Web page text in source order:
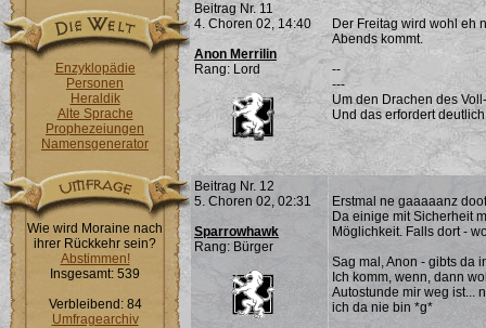
Enzyklopädie
Personen
Heraldik
Alte Sprache
Prophezeiungen
Namensgenerator
Wie wird Moraine nach
ihrer Rückkehr sein?
Abstimmen!
Insgesamt: 539
Verbleibend: 84
Umfragearchiv
Beitrag Nr. 11
4. Choren 02, 14:40
Anon Merrilin
Rang: Lord
Der Freitag wird wohl eh
Abends kommt.
--
---
Um den Drachen des
Und das erfordert
Beitrag Nr. 12
5. Choren 02, 02:31
Sparrowhawk
Rang: Bürger
Erstmal ne gaaaaanz
Da einige mit Sicherheit
Möglichkeit. Falls dort -
Sag mal, Anon - gibts da
Ich komm, wenn, dann
Autostunde mir weg ist...
ich da nie bin *g*